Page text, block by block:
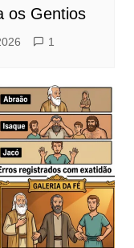
os Gentios
1